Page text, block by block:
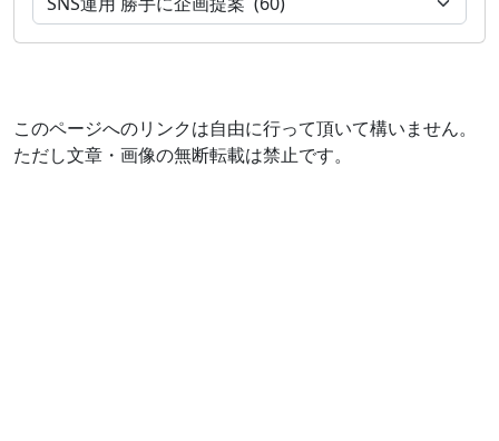
このページへのリンクは自由に行って頂いて構いません。
ただし文章・画像の無断転載は禁止です。